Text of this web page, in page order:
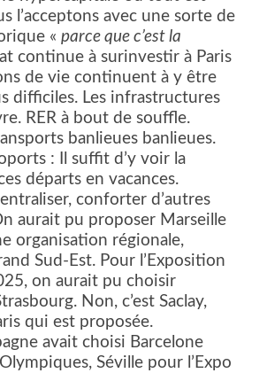
l’acceptons avec une sorte de
«parce que c’est la
continue à surinvestir à Paris
de vie continuent à y être
difficiles. Les infrastructures
RER à bout de souffle.
banlieues banlieues.
: Il suffit d’y voir la
départs en vacances.
conforter d’autres
aurait pu proposer Marseille
organisation régionale,
Sud-Est. Pour l’Exposition
on aurait pu choisir
Non, c’est Saclay,
qui est proposée.
avait choisi Barcelone
Séville pour l’Expo